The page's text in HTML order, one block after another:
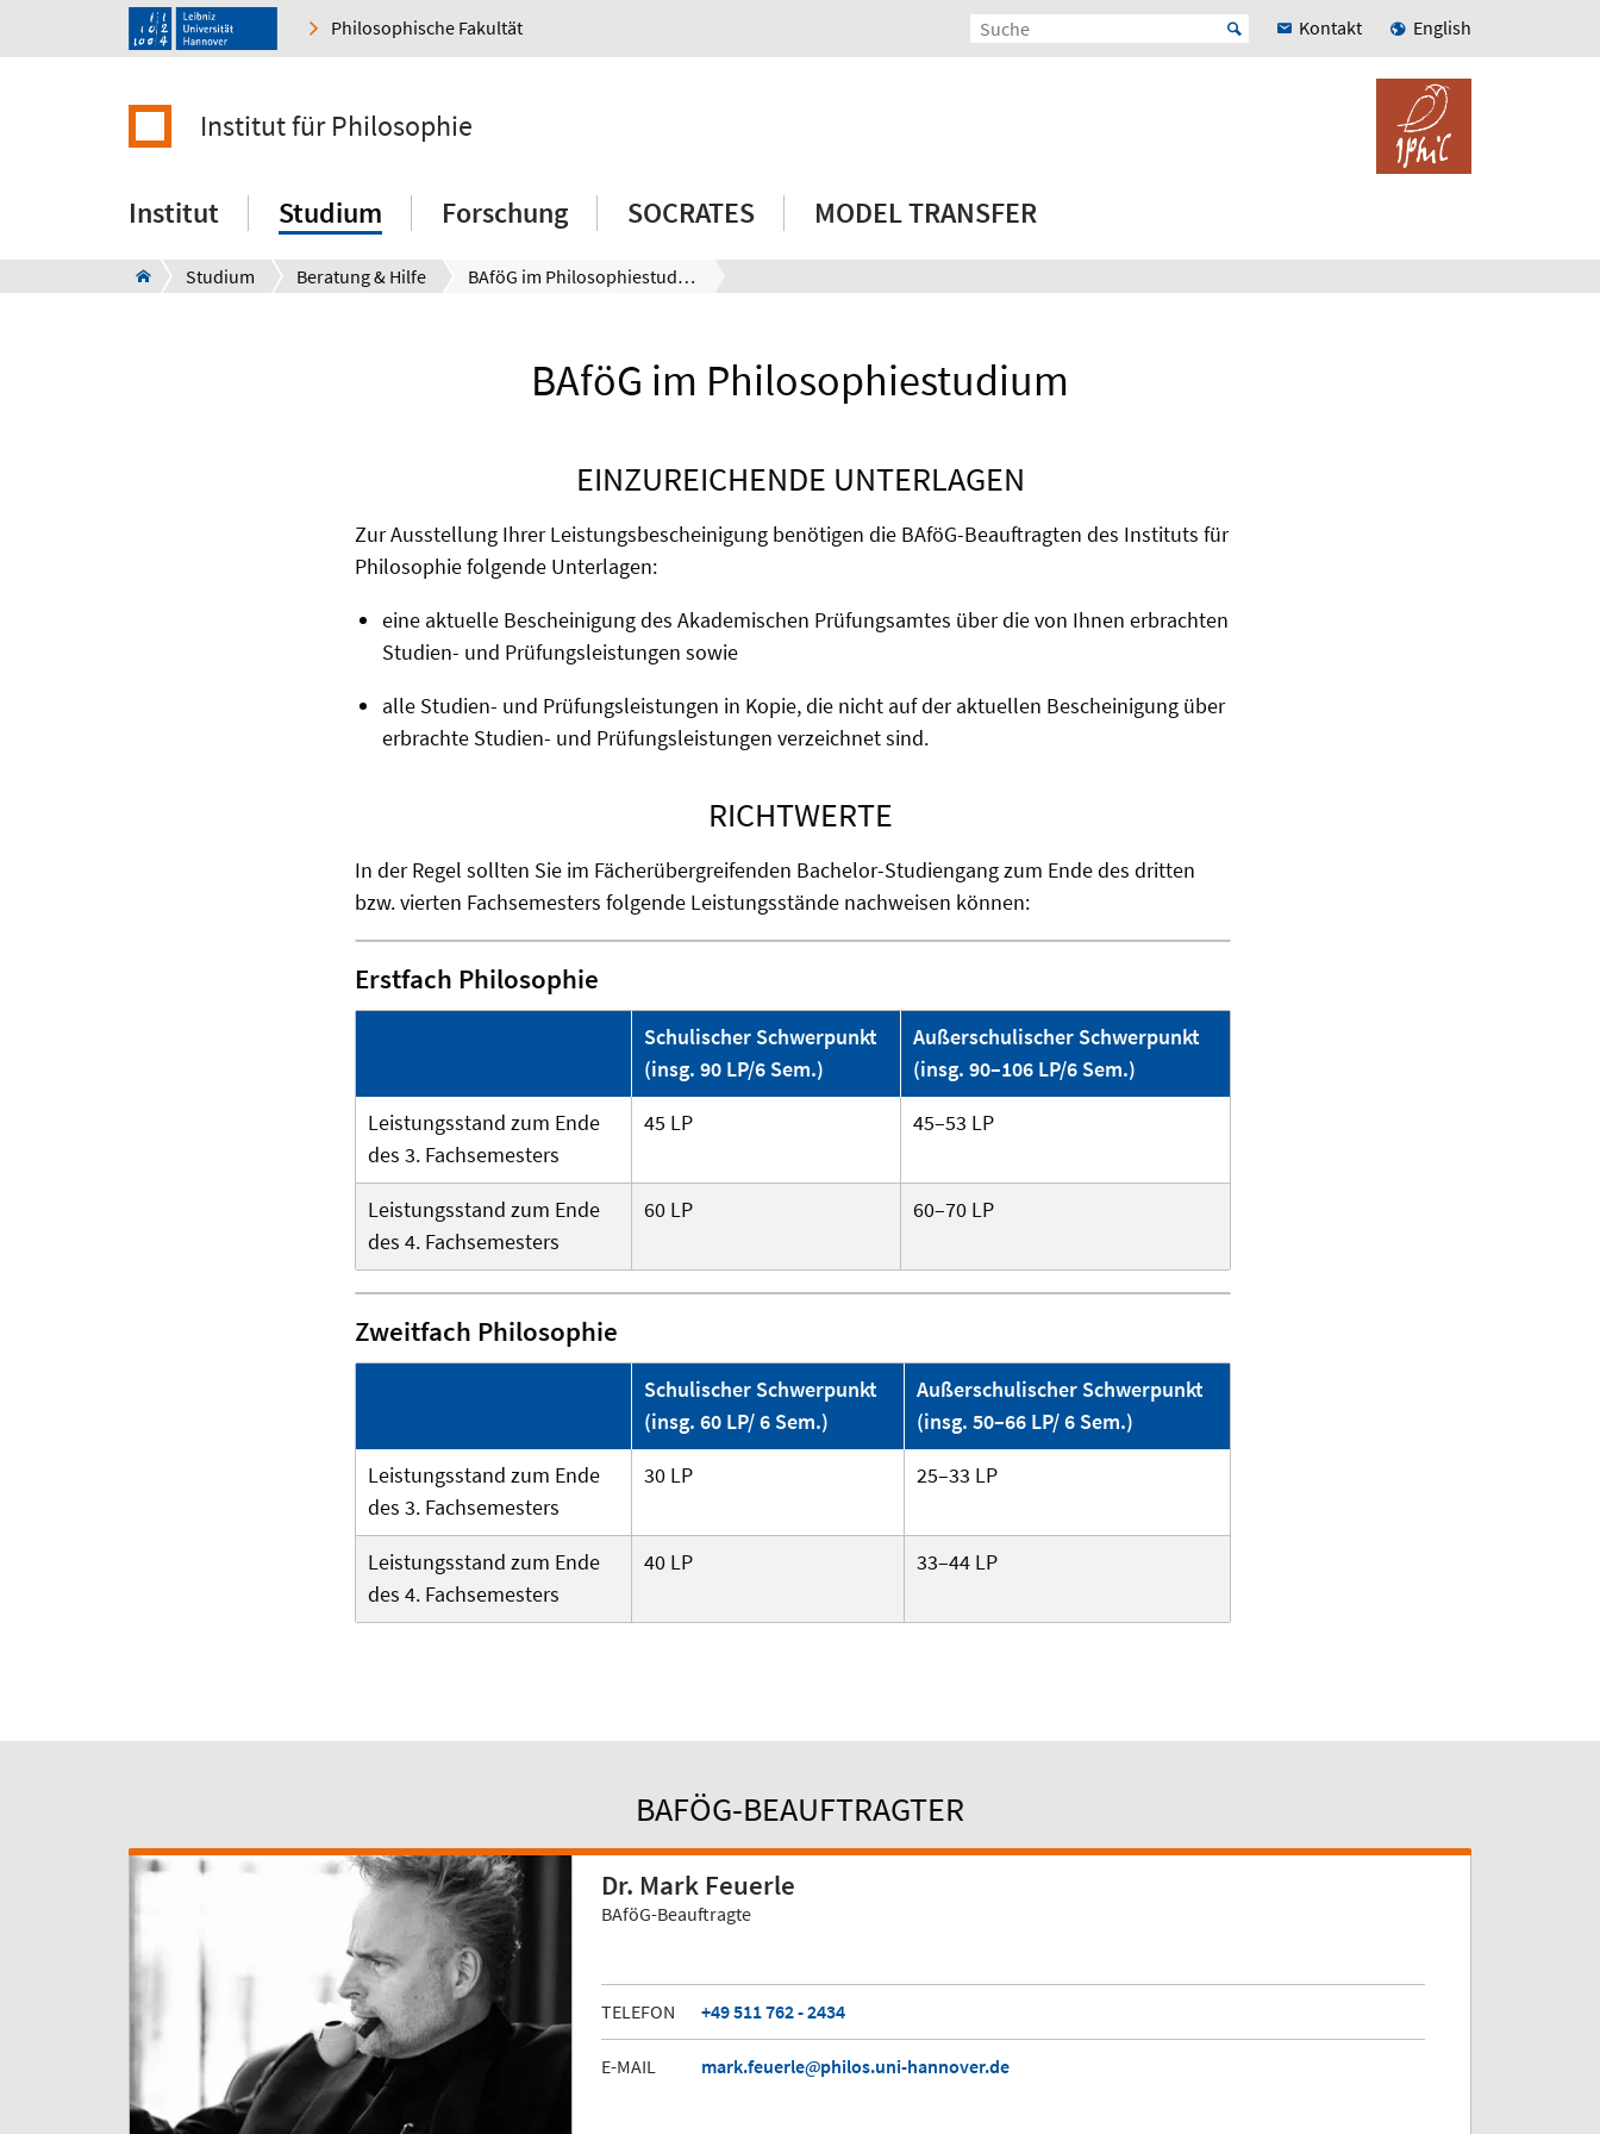
Philosophische Fakultät Kontakt English
Institut für Philosophie
Institut Studium Forschung SOCRATES MODEL TRANSFER
Studium Beratung & Hilfe BAföG im Philosophiestudium
BAföG im Philosophiestudium
EINZUREICHENDE UNTERLAGEN
Zur Ausstellung Ihrer Leistungsbescheinigung benötigen die BAföG-Beauftragten des Instituts für
Philosophie folgende Unterlagen:
eine aktuelle Bescheinigung des Akademischen Prüfungsamtes über die von Ihnen erbrachten
Studien- und Prüfungsleistungen sowie
alle Studien- und Prüfungsleistungen in Kopie, die nicht auf der aktuellen Bescheinigung über
erbrachte Studien- und Prüfungsleistungen verzeichnet sind.
RICHTWERTE
In der Regel sollten Sie im Fächerübergreifenden Bachelor-Studiengang zum Ende des dritten
bzw. vierten Fachsemesters folgende Leistungsstände nachweisen können:
Erstfach Philosophie
Schulischer Schwerpunkt
(insg. 90 LP/6 Sem.)
Außerschulischer Schwerpunkt
(insg. 90–106 LP/6 Sem.)
Leistungsstand zum Ende
des 3. Fachsemesters
45 LP 45–53 LP
Leistungsstand zum Ende
des 4. Fachsemesters
60 LP 60–70 LP
Zweitfach Philosophie
Schulischer Schwerpunkt
(insg. 60 LP/ 6 Sem.)
Außerschulischer Schwerpunkt
(insg. 50–66 LP/ 6 Sem.)
Leistungsstand zum Ende
des 3. Fachsemesters
30 LP 25–33 LP
Leistungsstand zum Ende
des 4. Fachsemesters
40 LP 33–44 LP
BAFÖG-BEAUFTRAGTER
Dr. Mark Feuerle
BAföG-Beauftragte
TELEFON +49 511 762 - 2434
E-MAIL mark.feuerle philos.uni-hannover.de